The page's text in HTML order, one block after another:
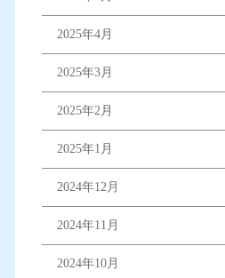
2025年4月
2025年3月
2025年2月
2025年1月
2024年12月
2024年11月
2024年10月